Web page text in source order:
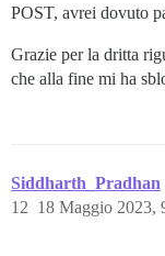
POST, avrei dovuto
Grazie per la dritta
che alla fine mi ha
Siddharth_Pradhan
18 Maggio 2023,
12